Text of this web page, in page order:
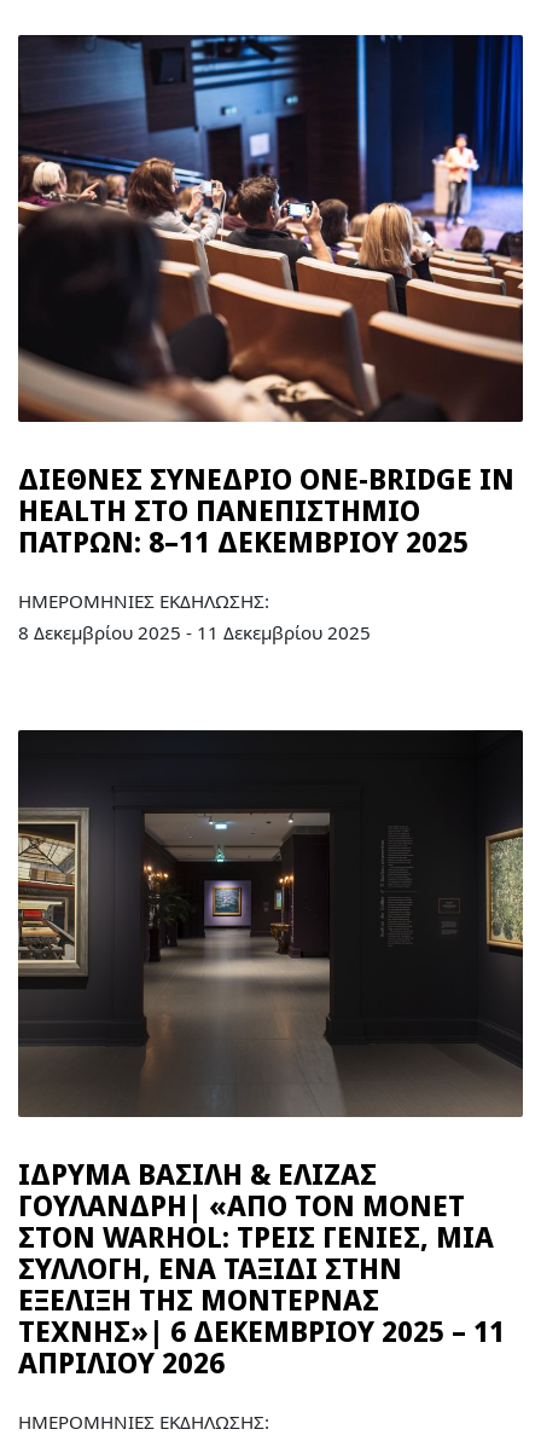
ΔΙΕΘΝΕΣ ΣΥΝΕΔΡΙΟ ONE-BRIDGE IN
HEALTH ΣΤΟ ΠΑΝΕΠΙΣΤΗΜΙΟ
ΠΑΤΡΩΝ: 8–11 ΔΕΚΕΜΒΡΙΟΥ 2025
ΗΜΕΡΟΜΗΝΙΕΣ ΕΚΔΗΛΩΣΗΣ:
8 Δεκεμβρίου 2025 - 11 Δεκεμβρίου 2025
ΙΔΡΥΜΑ ΒΑΣΙΛΗ & ΕΛΙΖΑΣ
ΓΟΥΛΑΝΔΡΗ| «ΑΠΟ ΤΟΝ MONET
ΣΤΟΝ WARHOL: ΤΡΕΙΣ ΓΕΝΙΕΣ, ΜΙΑ
ΣΥΛΛΟΓΗ, ΕΝΑ ΤΑΞΙΔΙ ΣΤΗΝ
ΕΞΕΛΙΞΗ ΤΗΣ ΜΟΝΤΕΡΝΑΣ
ΤΕΧΝΗΣ»| 6 ΔΕΚΕΜΒΡΙΟΥ 2025 – 11
ΑΠΡΙΛΙΟΥ 2026
ΗΜΕΡΟΜΗΝΙΕΣ ΕΚΔΗΛΩΣΗΣ: